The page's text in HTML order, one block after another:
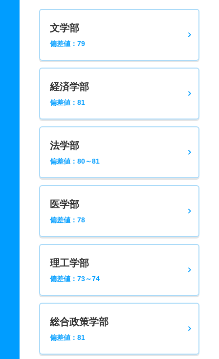
文学部
偏差値：79
経済学部
偏差値：81
法学部
偏差値：80～81
医学部
偏差値：78
理工学部
偏差値：73～74
総合政策学部
偏差値：81